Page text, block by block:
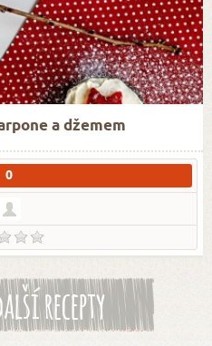
a džemem
0
recepty